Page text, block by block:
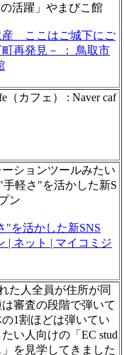
活躍」やまびこ館
ここはご城下にご
再発見－ ： 鳥取市
（カフェ） : Naver caf
ションツールみたい
軽さ"を活かした新S
ン
"を活かした新SNS
| ネット | マイコミジ
た人全員が住所が同
審査の段階で弾いて
1割ほどは弾いてい
い人向けの「EC stud
を見学してきました